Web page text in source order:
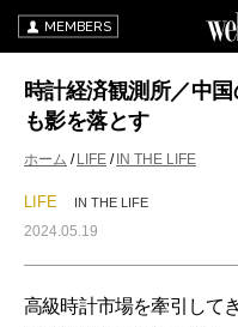
MEMBERS
時計経済観測所／中
も影を落とす
ホーム LIFE IN THE LIFE
LIFE IN THE LIFE
2024.05.19
高級時計市場を牽引して